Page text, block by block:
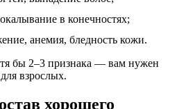
в конечностях;
анемия, бледность кожи.
бы 2–3 признака — вам нужен
взрослых.
хорошего